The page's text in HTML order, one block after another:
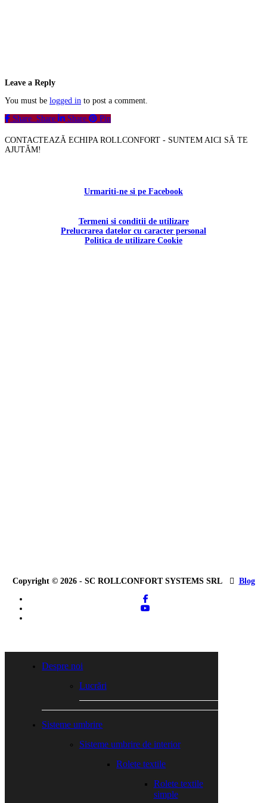
Leave a Reply
You must be logged in to post a comment.
Share Share Share Pin
CONTACTEAZĂ ECHIPA ROLLCONFORT - SUNTEM AICI SĂ TE
AJUTĂM!
Urmariti-ne si pe Facebook
Termeni si conditii de utilizare
Prelucrarea datelor cu caracter personal
Politica de utilizare Cookie
Copyright © 2026 - SC ROLLCONFORT SYSTEMS SRL
Blog
facebook
youtube
Despre noi
Lucrări
Sisteme umbrire
Sisteme umbrire de interior
Rolete textile
Rolete textile
simple